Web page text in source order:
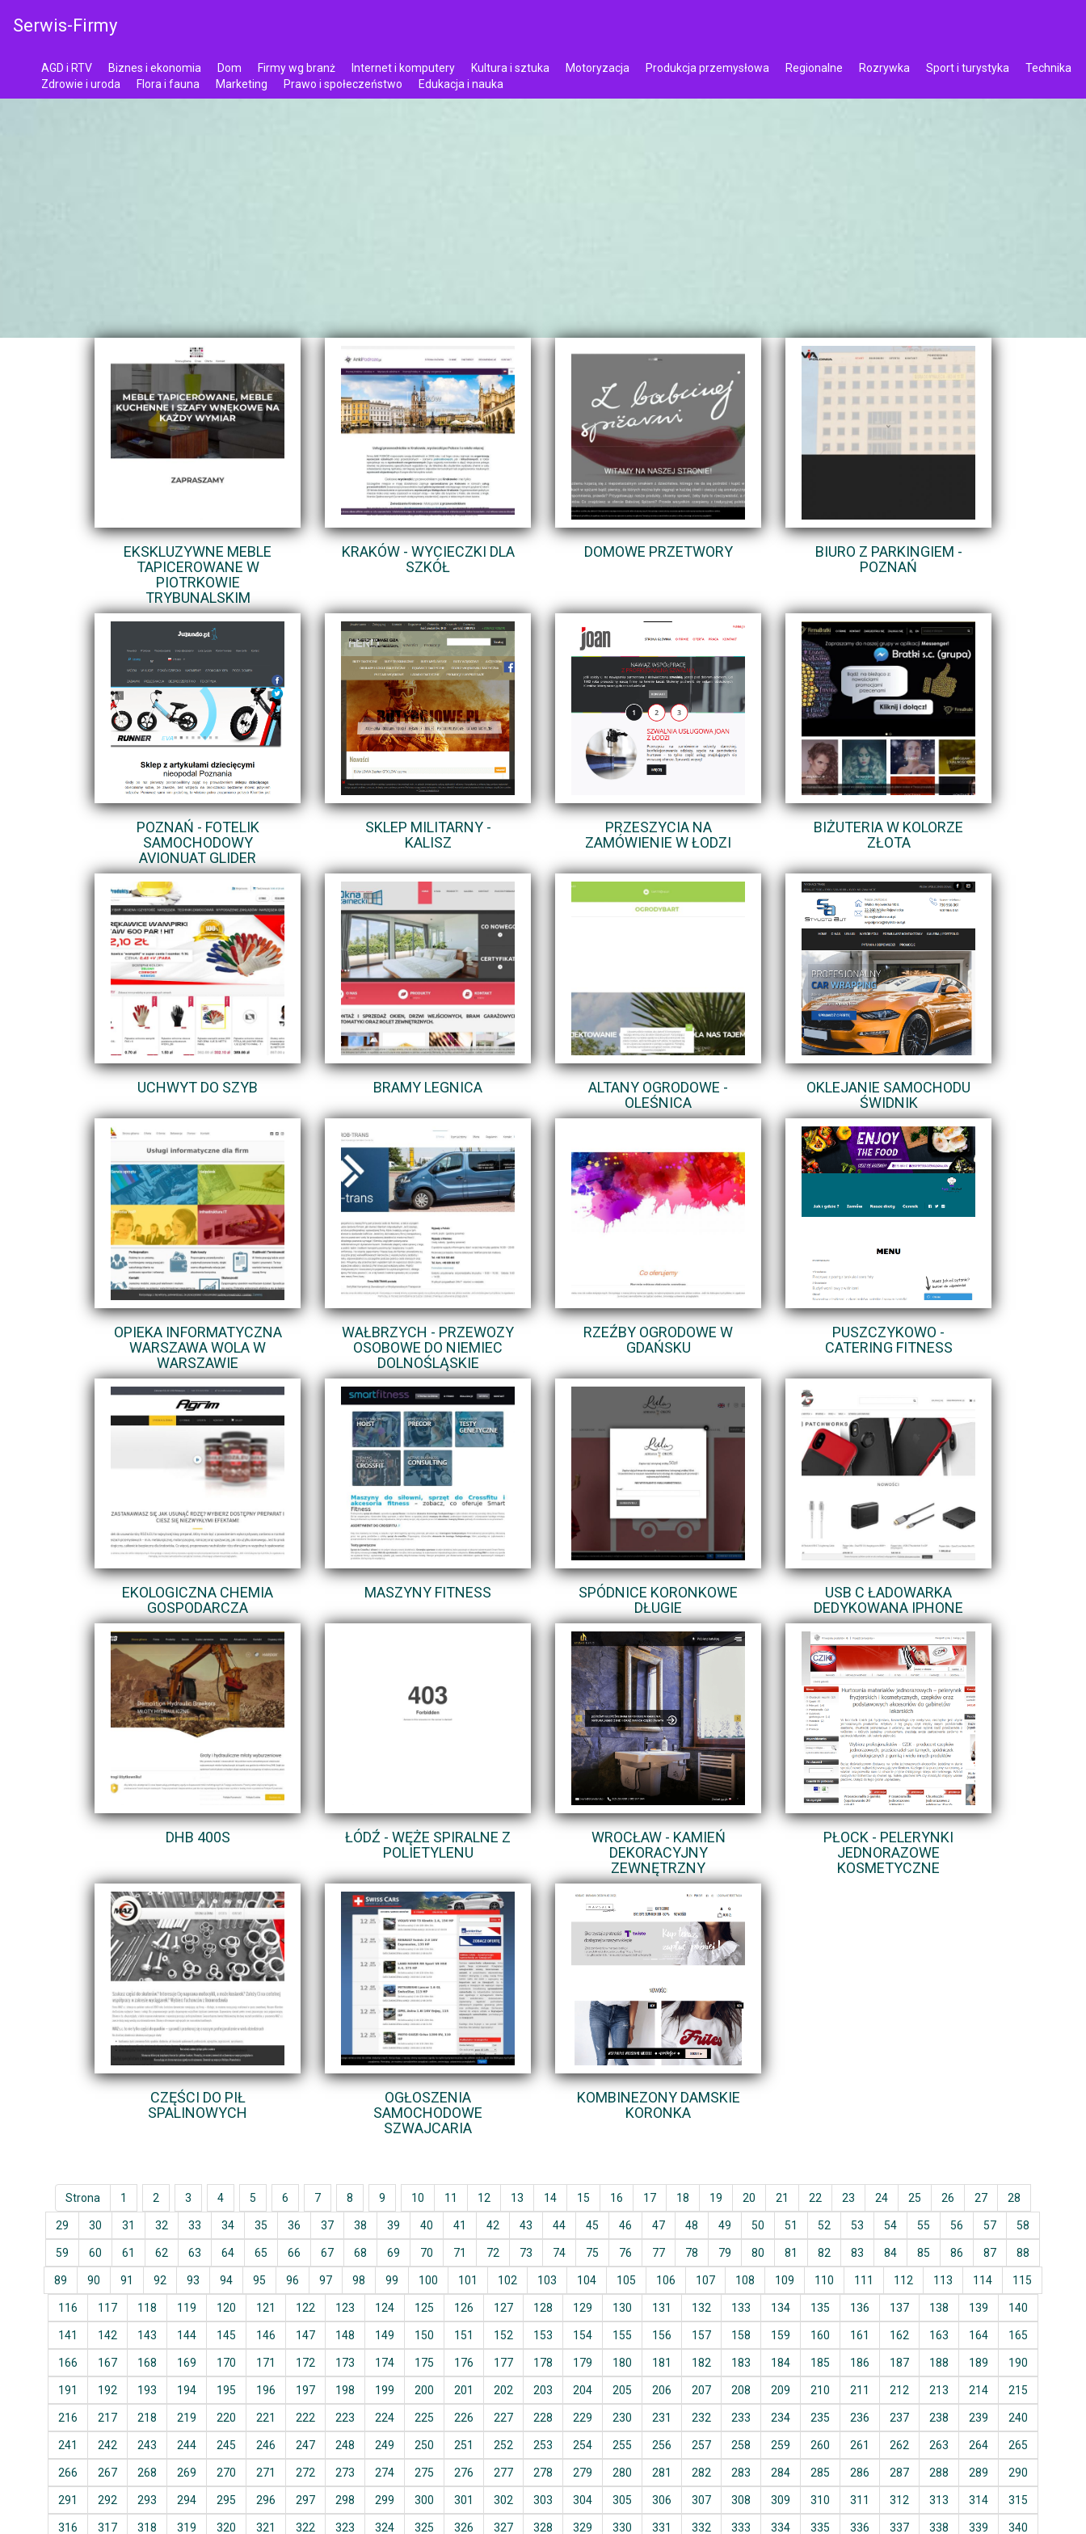
Serwis-Firmy
AGD i RTV Biznes i ekonomia Dom Firmy wg branż Internet i komputery Kultura i sztuka Motoryzacja Produkcja przemysłowa Regionalne Rozrywka Sport i turystyka
Technika
Zdrowie i uroda
Flora i fauna Marketing Prawo i społeczeństwo Edukacja i nauka
EKSKLUZYWNE MEBLE
TAPICEROWANE W
PIOTRKOWIE
TRYBUNALSKIM
KRAKÓW - WYCIECZKI DLA
SZKÓŁ
DOMOWE PRZETWORY
BIURO Z PARKINGIEM -
POZNAŃ
POZNAŃ - FOTELIK
SAMOCHODOWY
AVIONUAT GLIDER
SKLEP MILITARNY -
KALISZ
PRZESZYCIA NA
ZAMÓWIENIE W ŁODZI
BIŻUTERIA W KOLORZE
ZŁOTA
UCHWYT DO SZYB BRAMY LEGNICA
ALTANY OGRODOWE -
OLEŚNICA
OKLEJANIE SAMOCHODU
ŚWIDNIK
OPIEKA INFORMATYCZNA
WARSZAWA WOLA W
WARSZAWIE
WAŁBRZYCH - PRZEWOZY
OSOBOWE DO NIEMIEC
DOLNOŚLĄSKIE
RZEŹBY OGRODOWE W
GDAŃSKU
PUSZCZYKOWO -
CATERING FITNESS
EKOLOGICZNA CHEMIA
GOSPODARCZA
MASZYNY FITNESS
SPÓDNICE KORONKOWE
DŁUGIE
USB C ŁADOWARKA
DEDYKOWANA IPHONE
DHB 400S
ŁÓDŹ - WĘŻE SPIRALNE Z
POLIETYLENU
WROCŁAW - KAMIEŃ
DEKORACYJNY
ZEWNĘTRZNY
PŁOCK - PELERYNKI
JEDNORAZOWE
KOSMETYCZNE
CZĘŚCI DO PIŁ
SPALINOWYCH
OGŁOSZENIA
SAMOCHODOWE
SZWAJCARIA
KOMBINEZONY DAMSKIE
KORONKA
Strona 1 2 3 4 5 6 7 8 9 10 11 12 13 14 15 16 17 18 19 20 21 22 23 24 25 26 27 28
29 30 31 32 33 34 35 36 37 38 39 40 41 42 43 44 45 46 47 48 49 50 51 52 53 54 55 56 57 58
59 60 61 62 63 64 65 66 67 68 69 70 71 72 73 74 75 76 77 78 79 80 81 82 83 84 85 86 87 88
89 90 91 92 93 94 95 96 97 98 99 100 101 102 103 104 105 106 107 108 109 110 111 112 113 114 115
116 117 118 119 120 121 122 123 124 125 126 127 128 129 130 131 132 133 134 135 136 137 138 139 140
141 142 143 144 145 146 147 148 149 150 151 152 153 154 155 156 157 158 159 160 161 162 163 164 165
166 167 168 169 170 171 172 173 174 175 176 177 178 179 180 181 182 183 184 185 186 187 188 189 190
191 192 193 194 195 196 197 198 199 200 201 202 203 204 205 206 207 208 209 210 211 212 213 214 215
216 217 218 219 220 221 222 223 224 225 226 227 228 229 230 231 232 233 234 235 236 237 238 239 240
241 242 243 244 245 246 247 248 249 250 251 252 253 254 255 256 257 258 259 260 261 262 263 264 265
266 267 268 269 270 271 272 273 274 275 276 277 278 279 280 281 282 283 284 285 286 287 288 289 290
291 292 293 294 295 296 297 298 299 300 301 302 303 304 305 306 307 308 309 310 311 312 313 314 315
316 317 318 319 320 321 322 323 324 325 326 327 328 329 330 331 332 333 334 335 336 337 338 339 340